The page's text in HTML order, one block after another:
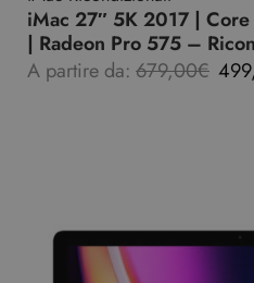
iMac 27″ 5K 2017 |
| Radeon Pro 575 –
A partire da: 679,00€